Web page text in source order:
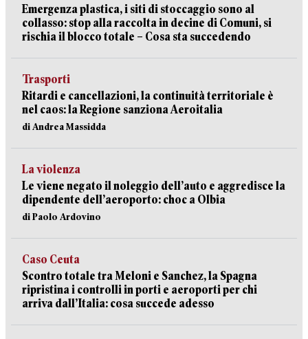
Emergenza plastica, i siti di stoccaggio sono al
collasso: stop alla raccolta in decine di Comuni, si
rischia il blocco totale – Cosa sta succedendo
Trasporti
Ritardi e cancellazioni, la continuità territoriale è
nel caos: la Regione sanziona Aeroitalia
di Andrea Massidda
La violenza
Le viene negato il noleggio dell’auto e aggredisce la
dipendente dell’aeroporto: choc a Olbia
di Paolo Ardovino
Caso Ceuta
Scontro totale tra Meloni e Sanchez, la Spagna
ripristina i controlli in porti e aeroporti per chi
arriva dall’Italia: cosa succede adesso